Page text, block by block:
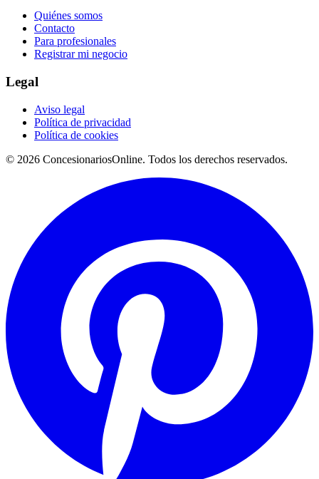
Quiénes somos
Contacto
Para profesionales
Registrar mi negocio
Legal
Aviso legal
Política de privacidad
Política de cookies
© 2026 ConcesionariosOnline. Todos los derechos reservados.